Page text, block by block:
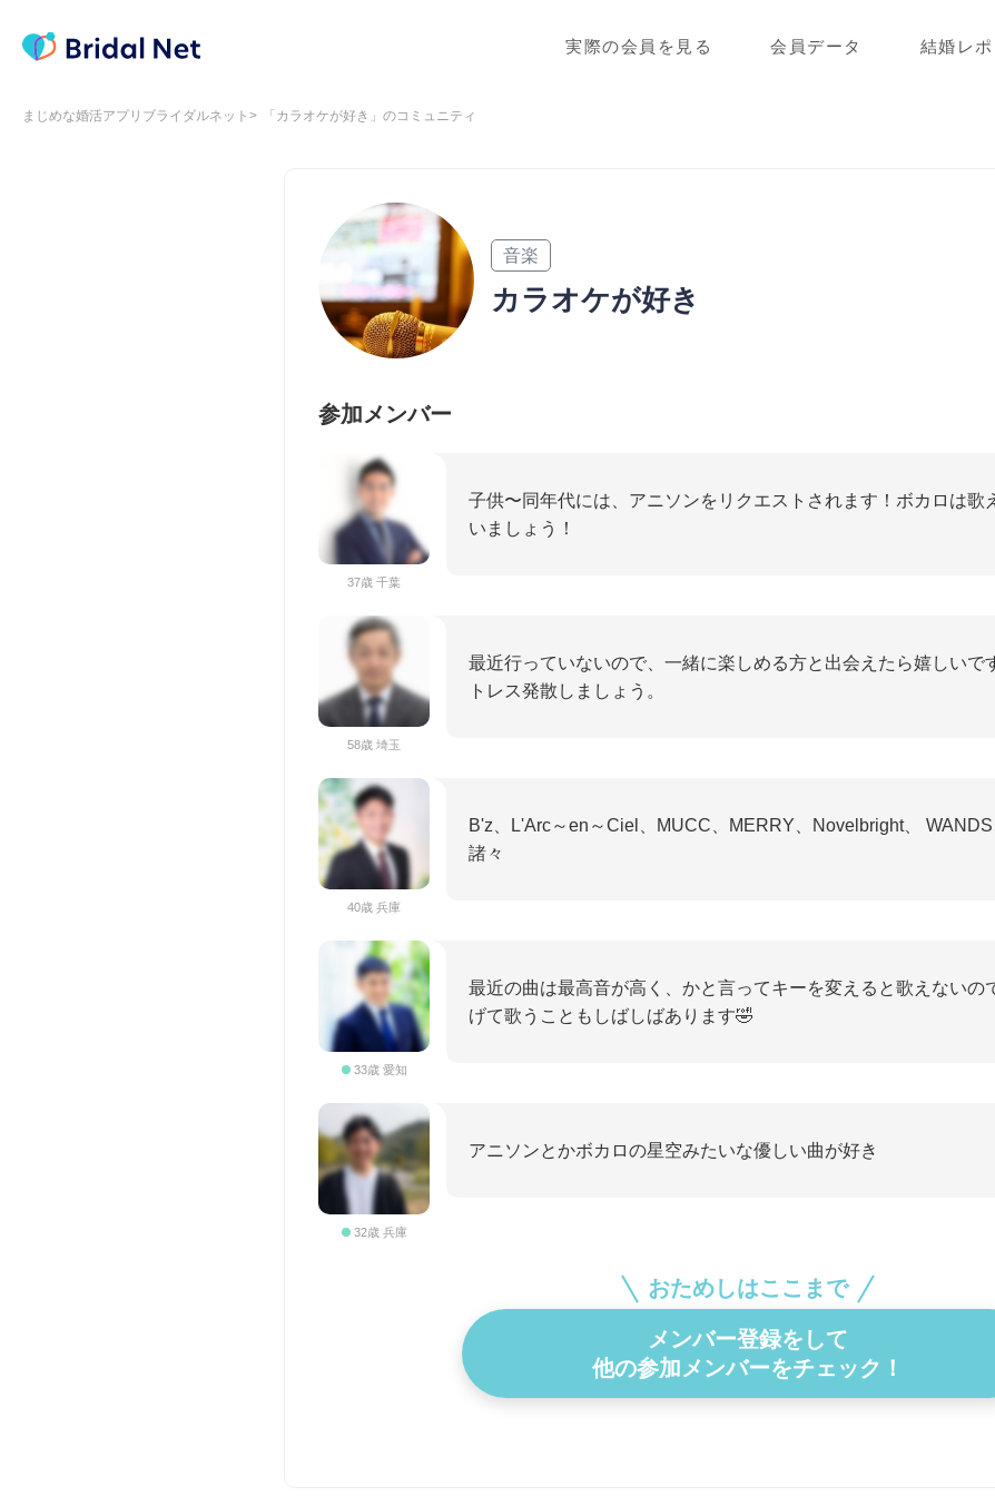
実際の会員を見る 会員データ 結婚レポ
まじめな婚活アプリブライダルネット 「カラオケが好き」のコミュニティ
音楽
カラオケが好き
参加メンバー
37歳 千葉
子供〜同年代には、アニソンをリクエストされます！ボカロは歌
いましょう！
58歳 埼玉
最近行っていないので、一緒に楽しめる方と出会えたら嬉しいで
トレス発散しましょう。
40歳 兵庫
B'z、L'Arc～en～Ciel、MUCC、MERRY、Novelbright、
諸々
33歳 愛知
最近の曲は最高音が高く、かと言ってキーを変えると歌えないの
げて歌うこともしばしばあります🤣
32歳 兵庫
アニソンとかボカロの星空みたいな優しい曲が好き
おためしはここまで
メンバー登録をして
他の参加メンバーをチェック！